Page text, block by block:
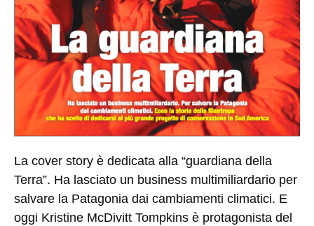
La cover story è dedicata alla “guardiana della
Terra”. Ha lasciato un business multimiliardario per
salvare la Patagonia dai cambiamenti climatici. E
oggi Kristine McDivitt Tompkins è protagonista del